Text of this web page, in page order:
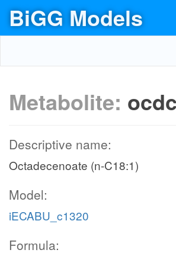
BiGG Models
Metabolite:
Descriptive name:
Octadecenoate (n-C18:1)
Model:
iECABU_c1320
Formula: